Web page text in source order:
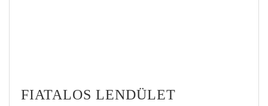
FIATALOS LENDÜLET